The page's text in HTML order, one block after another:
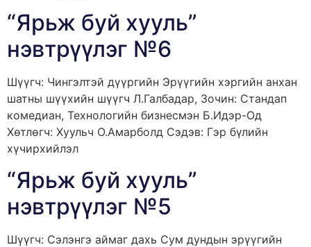
“Ярьж буй хууль”
нэвтрүүлэг №6
Шүүгч: Чингэлтэй дүүргийн Эрүүгийн хэргийн анхан
шатны шүүхийн шүүгч Л.Галбадар, Зочин: Стандап
комедиан, Технологийн бизнесмэн Б.Идэр-Од
Хөтлөгч: Хуульч О.Амарболд Сэдэв: Гэр бүлийн
хүчирхийлэл
“Ярьж буй хууль”
нэвтрүүлэг №5
Шүүгч: Сэлэнгэ аймаг дахь Сум дундын эрүүгийн